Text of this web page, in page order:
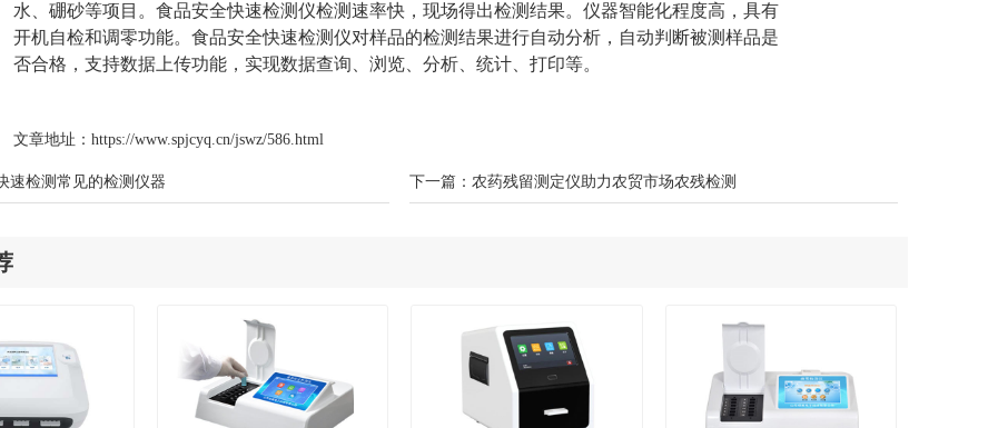
水、硼砂等项目。食品安全快速检测仪检测速率快，现场得出检测结果。仪器智能化程度高，具有
开机自检和调零功能。食品安全快速检测仪对样品的检测结果进行自动分析，自动判断被测样品是
否合格，支持数据上传功能，实现数据查询、浏览、分析、统计、打印等。
文章地址： https://www.spjcyq.cn/jswz/586.html
速检测常见的检测仪器 下一篇：农药残留测定仪助力农贸市场农残检测